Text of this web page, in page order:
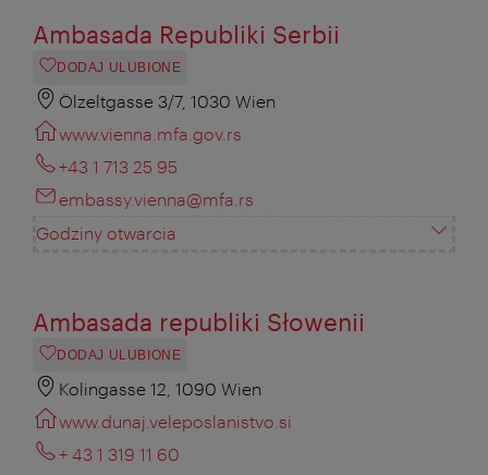
Ambasada Republiki Serbii
DODAJ ULUBIONE
Ölzeltgasse 3/7, 1030 Wien
www.vienna.mfa.gov.rs
+43 1 713 25 95
embassy.vienna@mfa.rs
Godziny otwarcia
Ambasada republiki Słowenii
DODAJ ULUBIONE
Kolingasse 12, 1090 Wien
www.dunaj.veleposlanistvo.si
+ 43 1 319 11 60